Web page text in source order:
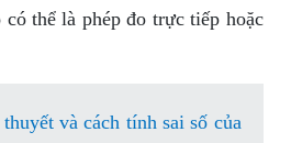
thể là phép đo trực tiếp hoặc
và cách tính sai số của